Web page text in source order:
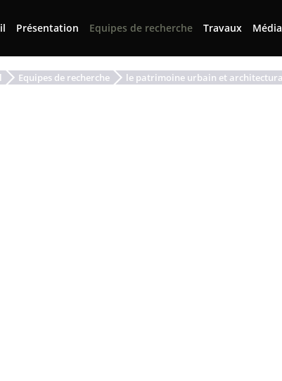
Présentation Equipes de recherche Travaux
Equipes de recherche le patrimoine urbain et